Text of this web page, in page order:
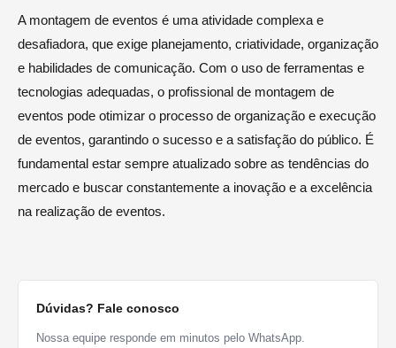
A montagem de eventos é uma atividade complexa e
desafiadora, que exige planejamento, criatividade, organização
e habilidades de comunicação. Com o uso de ferramentas e
tecnologias adequadas, o profissional de montagem de
eventos pode otimizar o processo de organização e execução
de eventos, garantindo o sucesso e a satisfação do público. É
fundamental estar sempre atualizado sobre as tendências do
mercado e buscar constantemente a inovação e a excelência
na realização de eventos.
Dúvidas? Fale conosco
Nossa equipe responde em minutos pelo WhatsApp.